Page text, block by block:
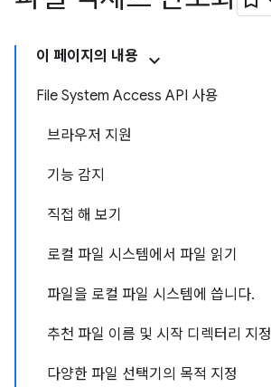
이 페이지의 내용
File System Access API 사용
브라우저 지원
기능 감지
직접 해 보기
로컬 파일 시스템에서 파일 읽기
파일을 로컬 파일 시스템에 씁니다.
추천 파일 이름 및 시작 디렉터리 지정
다양한 파일 선택기의 목적 지정